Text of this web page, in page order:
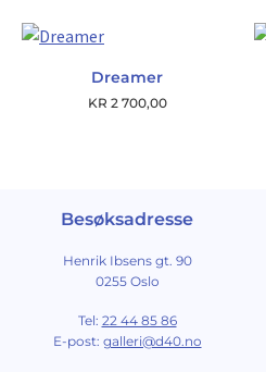
Dreamer
KR 2 700,00
Besøksadresse
Henrik Ibsens gt. 90
0255 Oslo
Tel: 22 44 85 86
E-post: galleri@d40.no